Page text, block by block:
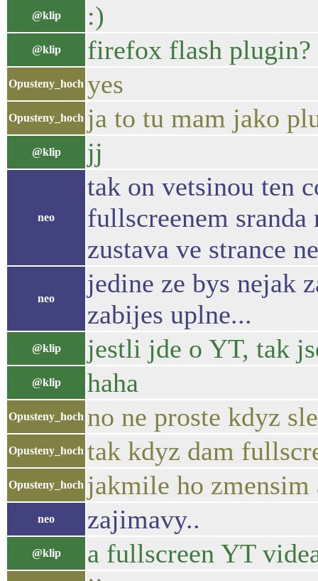
@klip :)
@klip firefox flash plugin?
Opusteny_hoch yes
Opusteny_hoch ja to tu mam jako
@klip jj
neo
tak on vetsinou ten
fullscreenem
zustava ve strance
neo
jedine ze bys nejak
zabijes uplne...
@klip jestli jde o YT, tak
@klip haha
Opusteny_hoch no ne proste kdyz
Opusteny_hoch tak kdyz dam
Opusteny_hoch jakmile ho zmensim
neo zajimavy..
@klip a fullscreen YT